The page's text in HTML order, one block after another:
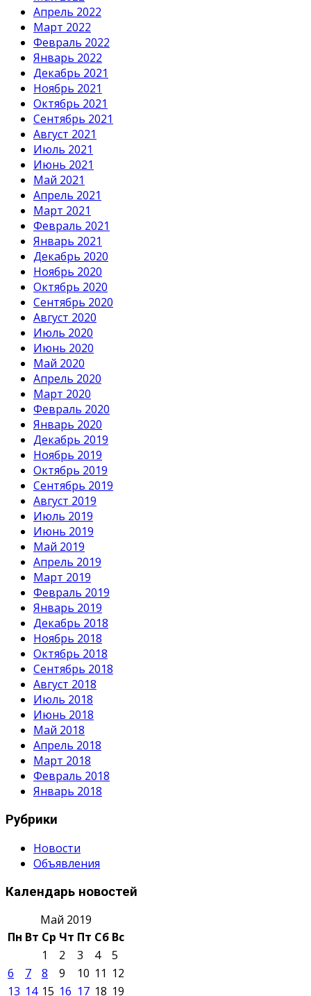
Апрель 2022
Март 2022
Февраль 2022
Январь 2022
Декабрь 2021
Ноябрь 2021
Октябрь 2021
Сентябрь 2021
Август 2021
Июль 2021
Июнь 2021
Май 2021
Апрель 2021
Март 2021
Февраль 2021
Январь 2021
Декабрь 2020
Ноябрь 2020
Октябрь 2020
Сентябрь 2020
Август 2020
Июль 2020
Июнь 2020
Май 2020
Апрель 2020
Март 2020
Февраль 2020
Январь 2020
Декабрь 2019
Ноябрь 2019
Октябрь 2019
Сентябрь 2019
Август 2019
Июль 2019
Июнь 2019
Май 2019
Апрель 2019
Март 2019
Февраль 2019
Январь 2019
Декабрь 2018
Ноябрь 2018
Октябрь 2018
Сентябрь 2018
Август 2018
Июль 2018
Июнь 2018
Май 2018
Апрель 2018
Март 2018
Февраль 2018
Январь 2018
Рубрики
Новости
Объявления
Календарь новостей
Май 2019
Пн Вт Ср Чт Пт Сб Вс
1
2 3 4
5
6
7 8 9 10 11 12
13 14 15 16 17 18 19